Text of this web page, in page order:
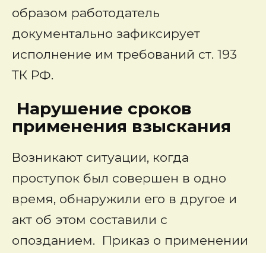
образом работодатель
документально зафиксирует
исполнение им требований ст. 193
ТК РФ.
Нарушение сроков
применения взыскания
Возникают ситуации, когда
проступок был совершен в одно
время, обнаружили его в другое и
акт об этом составили с
опозданием. Приказ о применении